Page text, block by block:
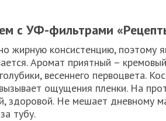
с УФ-фильтрами
жирную консистенцию, поэтому
Аромат приятный –
весеннего первоцвета.
ощущения пленки. На
здоровой. Не мешает дневному
тубу.